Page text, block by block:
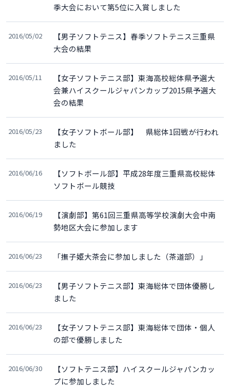
季大会において第5位に入賞しました
2016/05/02
【男子ソフトテニス】春季ソフトテニス三重県
大会の結果
2016/05/11
【女子ソフトテニス部】東海高校総体県予選大
会兼ハイスクールジャパンカップ2015県予選大
会の結果
2016/05/23
【女子ソフトボール部】 県総体1回戦が行われ
ました
2016/06/16
【ソフトボール部】平成28年度三重県高校総体
ソフトボール競技
2016/06/19
【演劇部】第61回三重県高等学校演劇大会中南
勢地区大会に参加します
2016/06/23 「撫子姫大茶会に参加しました（茶道部）」
2016/06/23
【男子ソフトテニス部】東海総体で団体優勝し
ました
2016/06/23
【女子ソフトテニス部】東海総体で団体・個人
の部で優勝しました
2016/06/30
【ソフトテニス部】ハイスクールジャパンカッ
プに参加しました